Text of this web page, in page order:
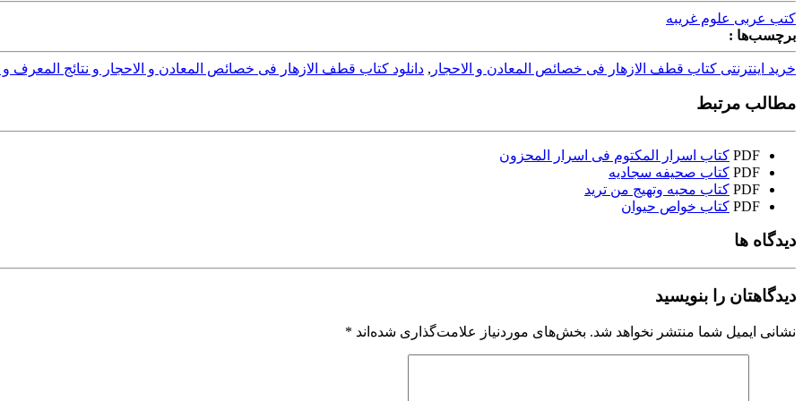
کتب عربی علوم غریبه
برچسب‌ها :
خرید اینترنتی کتاب قطف الازهار فی خصائص المعادن و الاحجار , دانلود کتاب قطف الازهار فی خصائص المعادن و الاحجار و نتائج المعرف و
مطالب مرتبط
PDF کتاب اسرار المکتوم فی اسرار المحزون
PDF کتاب صحیفه سجادیه
PDF کتاب محبه وتهیج من ترید
PDF کتاب خواص حیوان
دیدگاه ها
دیدگاهتان را بنویسید
نشانی ایمیل شما منتشر نخواهد شد. بخش‌های موردنیاز علامت‌گذاری شده‌اند *